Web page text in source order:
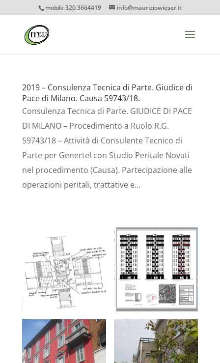
mobile 320.3664419 info@mauriziowieser.it
2019 – Consulenza Tecnica di Parte. Giudice di
Pace di Milano. Causa 59743/18.
Consulenza Tecnica di Parte. GIUDICE DI PACE
DI MILANO – Procedimento a Ruolo R.G.
59743/18 – Attività di Consulente Tecnico di
Parte per Genertel con Studio Peritale Novati
nel procedimento (Causa). Partecipazione alle
operazioni peritali, trattative e...